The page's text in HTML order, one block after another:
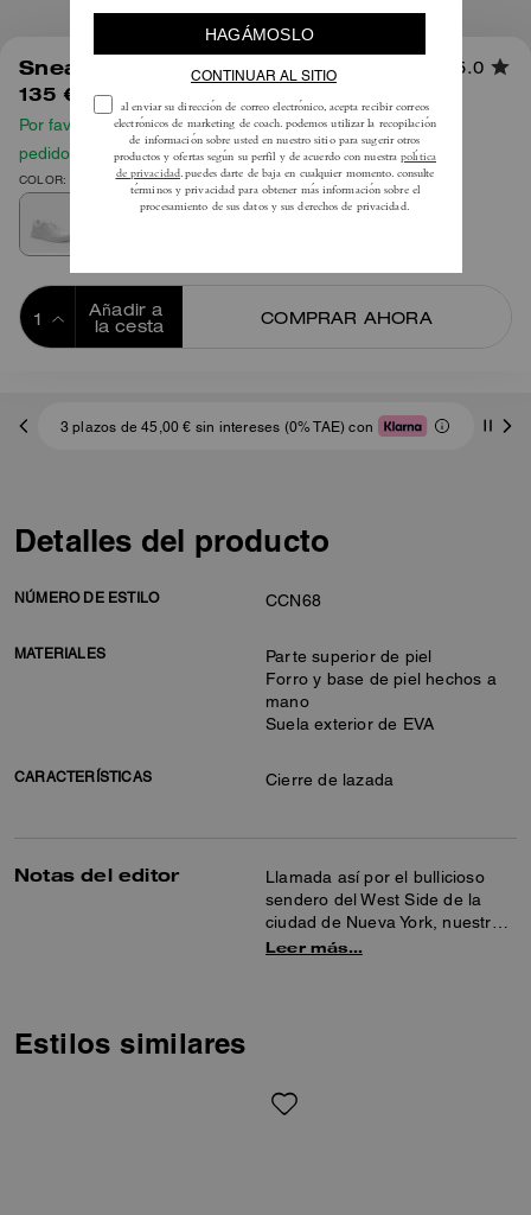
Sneaker High Line 5.0
135 €
Por favor, consulta nuestra guía de tallas antes de hacer tu
pedido
COLOR: Blanco óptico
Añadir a
la cesta
COMPRAR AHORA
3 plazos de 45,00 € sin intereses (0% TAE) con
Detalles del producto
NÚMERO DE ESTILO CCN68
MATERIALES
Parte superior de piel
Forro y base de piel hechos a
mano
Suela exterior de EVA
CARACTERÍSTICAS Cierre de lazada
Notas del editor
Llamada así por el bullicioso
sendero del West Side de la
ciudad de Nueva York, nuestra
zapatilla deportiva tipo bota
exterior de EVA.
Leer más…
Estilos similares